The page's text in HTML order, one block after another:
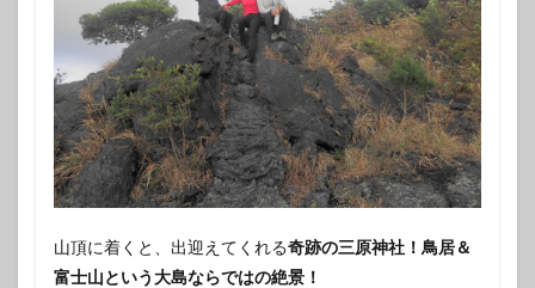
山頂に着くと、出迎えてくれる奇跡の三原神社！鳥居＆
富士山という大島ならではの絶景！